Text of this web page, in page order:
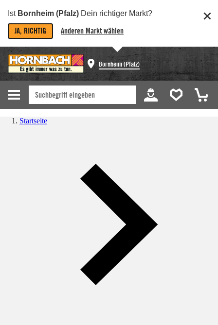
Ist Bornheim (Pfalz) Dein richtiger Markt?
JA, RICHTIG Anderen Markt wählen
Bornheim (Pfalz)
Startseite